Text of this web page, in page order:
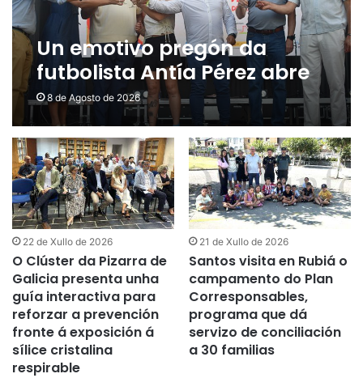
Un emotivo pregón da
futbolista Antía Pérez abre
en Verín a XIX Feira do Viño
de Monterrei, con 19 adegas
8 de Agosto de 2026
22 de Xullo de 2026
O Clúster da Pizarra de
Galicia presenta unha
guía interactiva para
reforzar a prevención
fronte á exposición á
sílice cristalina
respirable
21 de Xullo de 2026
Santos visita en Rubiá o
campamento do Plan
Corresponsables,
programa que dá
servizo de conciliación
a 30 familias